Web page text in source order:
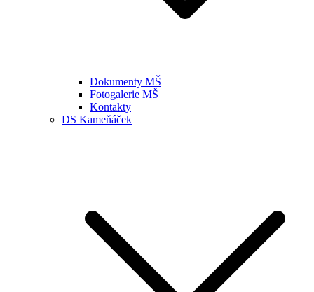
Dokumenty MŠ
Fotogalerie MŠ
Kontakty
DS Kameňáček